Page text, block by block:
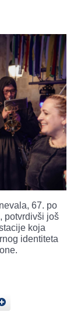
67. po
potvrdivši još
koja
identiteta